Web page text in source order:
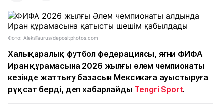
Фото: AleksTaurus/depositphotos.com
Халықаралық футбол федерациясы, яғни ФИФА
Иран құрамасына 2026 жылғы әлем чемпионаты
кезінде жаттығу базасын Мексикаға ауыстыруға
рұқсат берді, деп хабарлайды Tengri Sport.